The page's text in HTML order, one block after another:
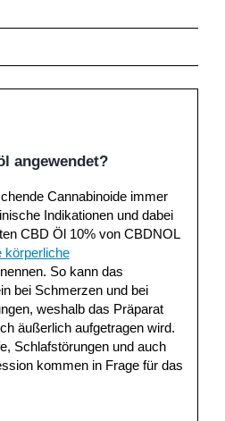
angewendet?
Cannabinoide immer
Indikationen und dabei
CBD Öl 10% von CBDNOL
körperliche
So kann das
bei Schmerzen und bei
weshalb das Präparat
äußerlich aufgetragen wird.
Schlafstörungen und auch
kommen in Frage für das